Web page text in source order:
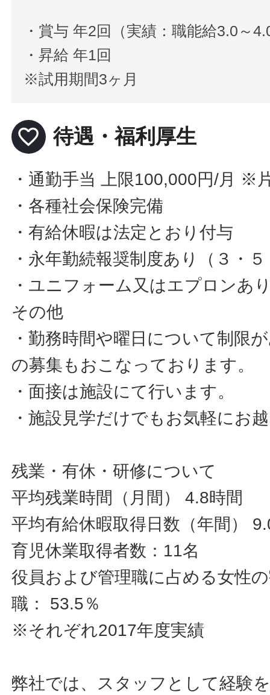
・賞与 年2回（実績：職能給3.0～
・昇給 年1回
※試用期間3ヶ月
favorite_border 待遇・福利厚生
・通勤手当 上限100,000円/月 ※
・各種社会保険完備
・有給休暇は法定とおり付与
・永年勤続報奨制度あり（３・
・ユニフォーム又はエプロンあ
その他
・勤務時間や曜日について制限
の募集もおこなっております。
・面接は施設にて行います。
・施設見学だけでもお気軽にお
残業・有休・研修について
平均残業時間（月間） 4.8時間
平均有給休暇取得日数（年間）
育児休業取得者数：11名
役員および管理職に占める女性
職： 53.5％
※それぞれ2017年度実績
弊社では、スタッフとして経験